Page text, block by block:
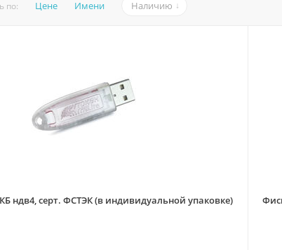
по: Цене Имени Наличию
ндв4, серт. ФСТЭК (в индивидуальной упаковке)